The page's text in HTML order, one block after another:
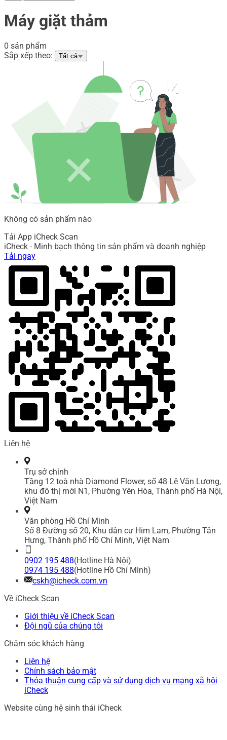
Máy giặt thảm
0 sản phẩm
Sắp xếp theo:
Tất cả
Không có sản phẩm nào
Tải App iCheck Scan
iCheck - Minh bạch thông tin sản phẩm và doanh nghiệp
Tải ngay
Liên hệ
Trụ sở chính
Tầng 12 toà nhà Diamond Flower, số 48 Lê Văn Lương,
khu đô thị mới N1, Phường Yên Hòa, Thành phố Hà Nội,
Việt Nam
Văn phòng Hồ Chí Minh
Số 8 Đường số 20, Khu dân cư Him Lam, Phường Tân
Hưng, Thành phố Hồ Chí Minh, Việt Nam
0902 195 488(Hotline Hà Nội)
0974 195 488(Hotline Hồ Chí Minh)
cskh@icheck.com.vn
Về iCheck Scan
Giới thiệu về iCheck Scan
Đội ngũ của chúng tôi
Chăm sóc khách hàng
Liên hệ
Chính sách bảo mật
Thỏa thuận cung cấp và sử dụng dịch vụ mạng xã hội
iCheck
Website cùng hệ sinh thái iCheck